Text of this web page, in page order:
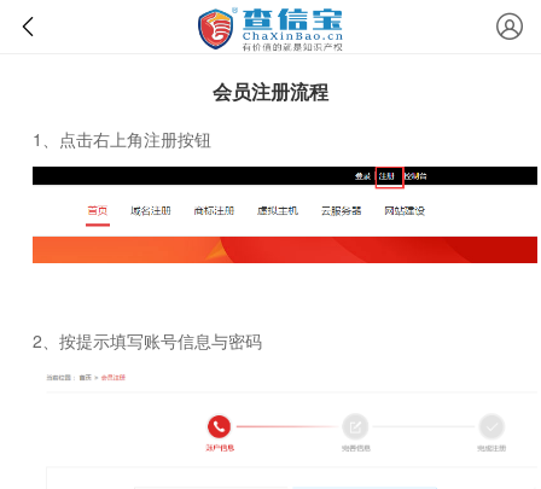
会员注册流程
1、点击右上角注册按钮
2、按提示填写账号信息与密码